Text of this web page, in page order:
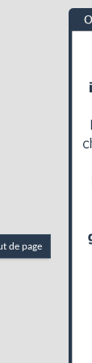
de page